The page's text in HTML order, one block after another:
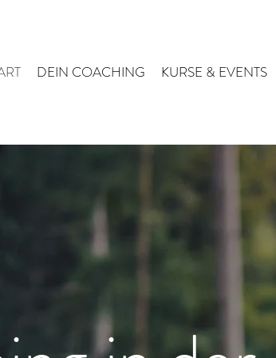
DEIN COACHING KURSE & EVENTS